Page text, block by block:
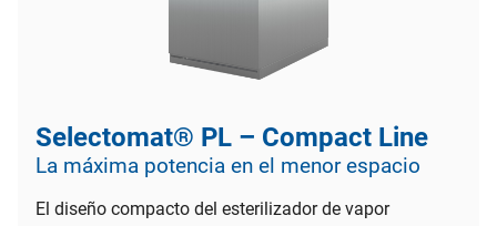
Selectomat® PL – Compact Line
La máxima potencia en el menor espacio
El diseño compacto del esterilizador de vapor